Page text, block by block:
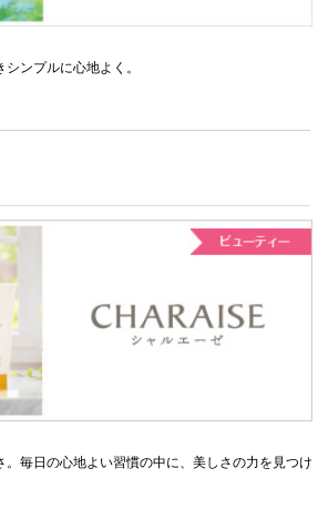
ンプルに心地よく。
。毎日の心地よい習慣の中に、美しさの力を見つけ